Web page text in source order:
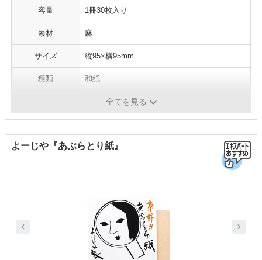
容量 1冊30枚入り
素材 麻
サイズ 縦95×横95mm
種類 和紙
全てを見る
よーじや『あぶらとり紙』